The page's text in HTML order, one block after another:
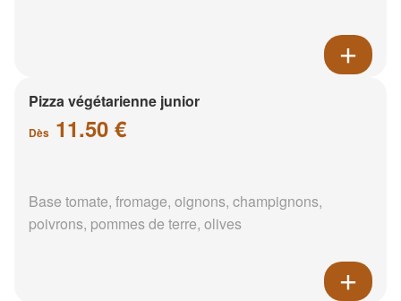
Pizza végétarienne junior
Dès 11.50 €
Base tomate, fromage, oignons, champignons,
poivrons, pommes de terre, olives